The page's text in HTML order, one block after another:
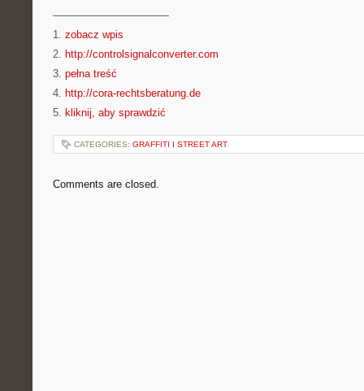
———————————
1. zobacz wpis
2. http://controlsignalconverter.com
3. pełna treść
4. http://cora-rechtsberatung.de
5. kliknij, aby sprawdzić
CATEGORIES: GRAFFITI I STREET ART
Comments are closed.